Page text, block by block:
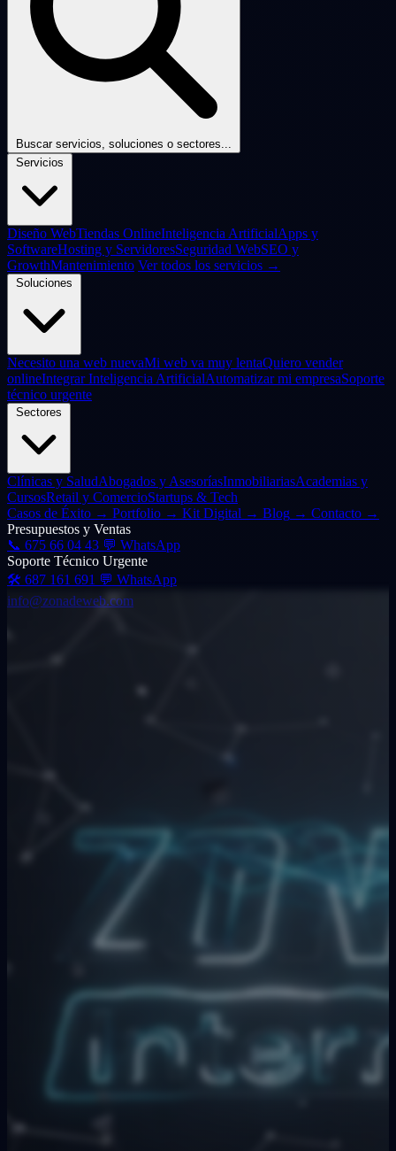
Buscar servicios, soluciones o sectores...
Servicios
Diseño WebTiendas OnlineInteligencia ArtificialApps y
SoftwareHosting y ServidoresSeguridad WebSEO y
GrowthMantenimiento Ver todos los servicios →
Soluciones
Necesito una web nuevaMi web va muy lentaQuiero vender
onlineIntegrar Inteligencia ArtificialAutomatizar mi empresaSoporte
técnico urgente
Sectores
Clínicas y SaludAbogados y AsesoríasInmobiliariasAcademias y
CursosRetail y ComercioStartups & Tech
Casos de Éxito → Portfolio → Kit Digital → Blog → Contacto →
Presupuestos y Ventas
📞 675 66 04 43 💬 WhatsApp
Soporte Técnico Urgente
🛠️ 687 161 691 💬 WhatsApp
info@zonadeweb.com